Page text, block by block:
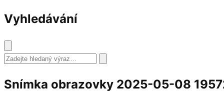
Vyhledávání
Vyhledat
Snímka obrazovky 2025-05-08